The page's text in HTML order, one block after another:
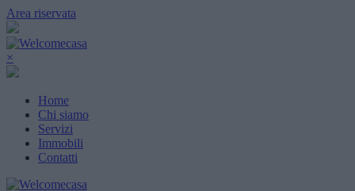
Area riservata
×
Home
Chi siamo
Servizi
Immobili
Contatti